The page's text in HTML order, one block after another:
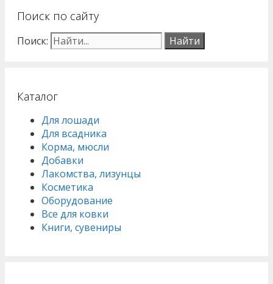
Поиск по сайту
Поиск:
Каталог
Для лошади
Для всадника
Корма, мюсли
Добавки
Лакомства, лизунцы
Косметика
Оборудование
Все для ковки
Книги, сувениры